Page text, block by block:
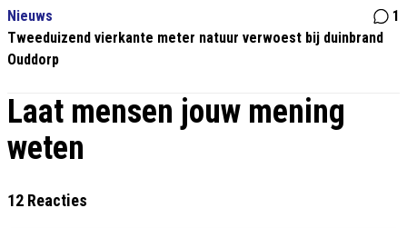
Nieuws
1
Tweeduizend vierkante meter natuur verwoest bij duinbrand
Ouddorp
Laat mensen jouw mening
weten
12 Reacties